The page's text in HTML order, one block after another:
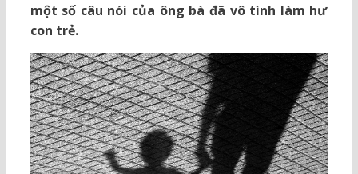
một số câu nói của ông bà đã vô tình làm hư
con trẻ.